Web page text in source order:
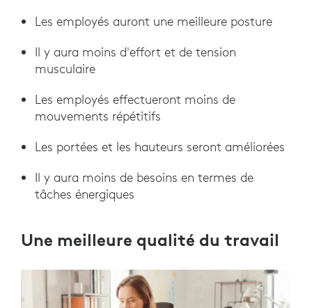
Les employés auront une meilleure posture
Il y aura moins d'effort et de tension
musculaire
Les employés effectueront moins de
mouvements répétitifs
Les portées et les hauteurs seront améliorées
Il y aura moins de besoins en termes de
tâches énergiques
Une meilleure qualité du travail